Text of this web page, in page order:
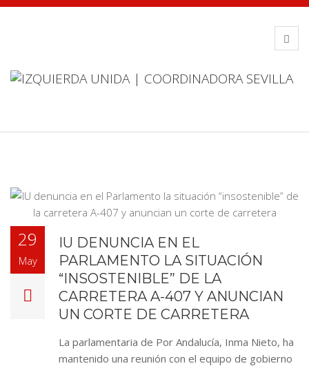
29
May
IU DENUNCIA EN EL
PARLAMENTO LA SITUACIÓN
“INSOSTENIBLE” DE LA
CARRETERA A-407 Y ANUNCIAN
UN CORTE DE CARRETERA
La parlamentaria de Por Andalucía, Inma Nieto, ha
mantenido una reunión con el equipo de gobierno